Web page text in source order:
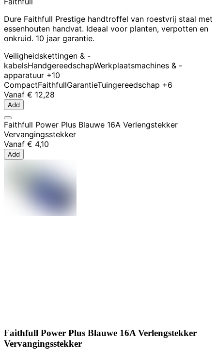
Dure Faithfull Prestige handtroffel van roestvrij staal met
essenhouten handvat. Ideaal voor planten, verpotten en
onkruid. 10 jaar garantie.
Veiligheidskettingen & -
kabelsHandgereedschapWerkplaatsmachines & -
apparatuur +10
CompactFaithfullGarantieTuingereedschap +6
Vanaf € 12,28
Add
Faithfull Power Plus Blauwe 16A Verlengstekker
Vervangingsstekker
Vanaf € 4,10
Add
Faithfull Power Plus Blauwe 16A Verlengstekker
Vervangingsstekker